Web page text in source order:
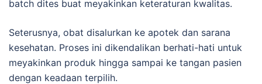
batch dites buat meyakinkan keteraturan kwalitas.
Seterusnya, obat disalurkan ke apotek dan sarana
kesehatan. Proses ini dikendalikan berhati-hati untuk
meyakinkan produk hingga sampai ke tangan pasien
dengan keadaan terpilih.